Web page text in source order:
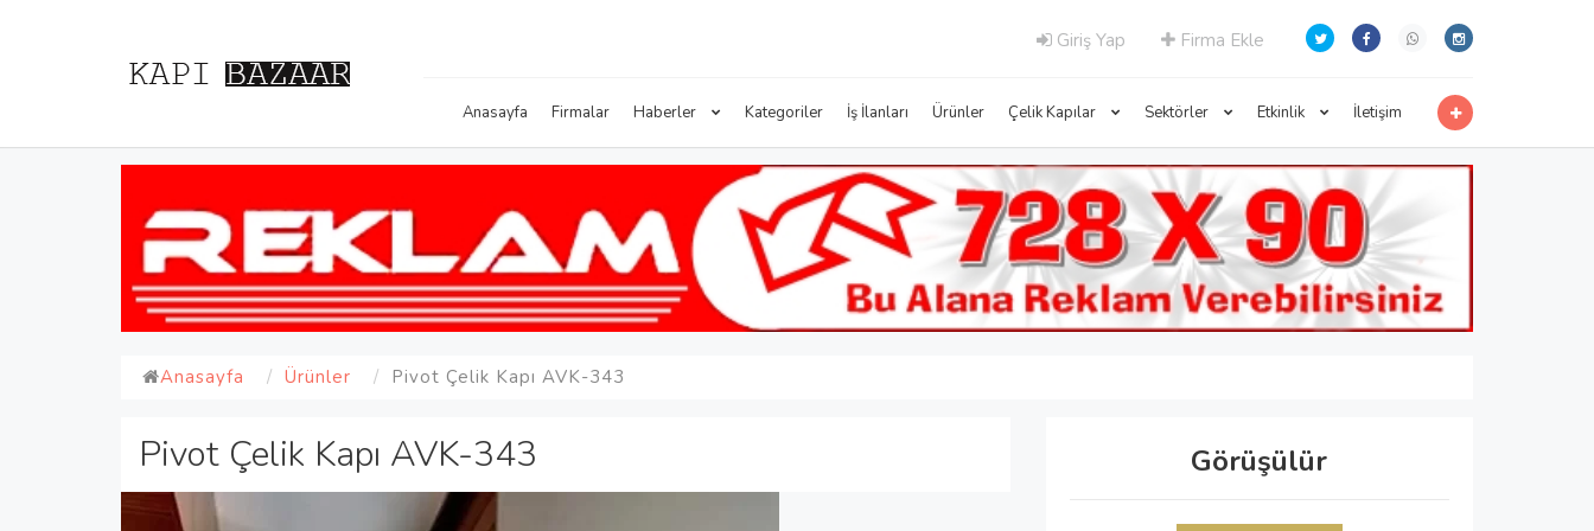
Giriş Yap Firma Ekle
Anasayfa Firmalar Haberler Kategoriler İş İlanları Ürünler Çelik Kapılar Sektörler Etkinlik İletişim
Anasayfa Ürünler Pivot Çelik Kapı AVK-343
Pivot Çelik Kapı AVK-343 Görüşülür